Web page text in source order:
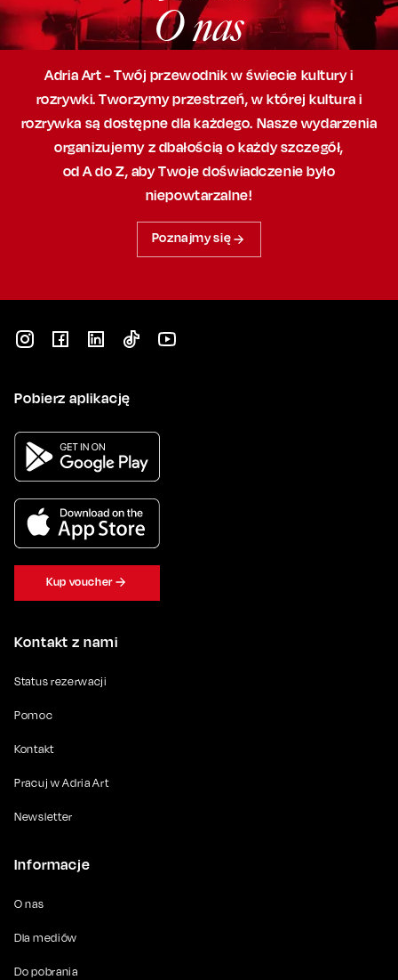
O nas
Adria Art - Twój przewodnik w świecie kultury i
rozrywki. Tworzymy przestrzeń,w której kultura i
rozrywka są dostępne dla każdego. Nasze wydarzenia
organizujemy z dbałością o każdy szczegół,
od A do Z, abyTwoje doświadczenie było
niepowtarzalne!
Poznajmy się
Kontakt z nami
Status rezerwacji
Pomoc
Kontakt
Pracuj w Adria Art
Newsletter
Informacje
O nas
Dla mediów
Do pobrania
Pobierz aplikację
Kup voucher